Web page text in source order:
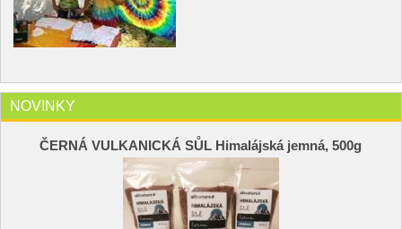
NOVINKY
ČERNÁ VULKANICKÁ SŮL Himalájská jemná, 500g